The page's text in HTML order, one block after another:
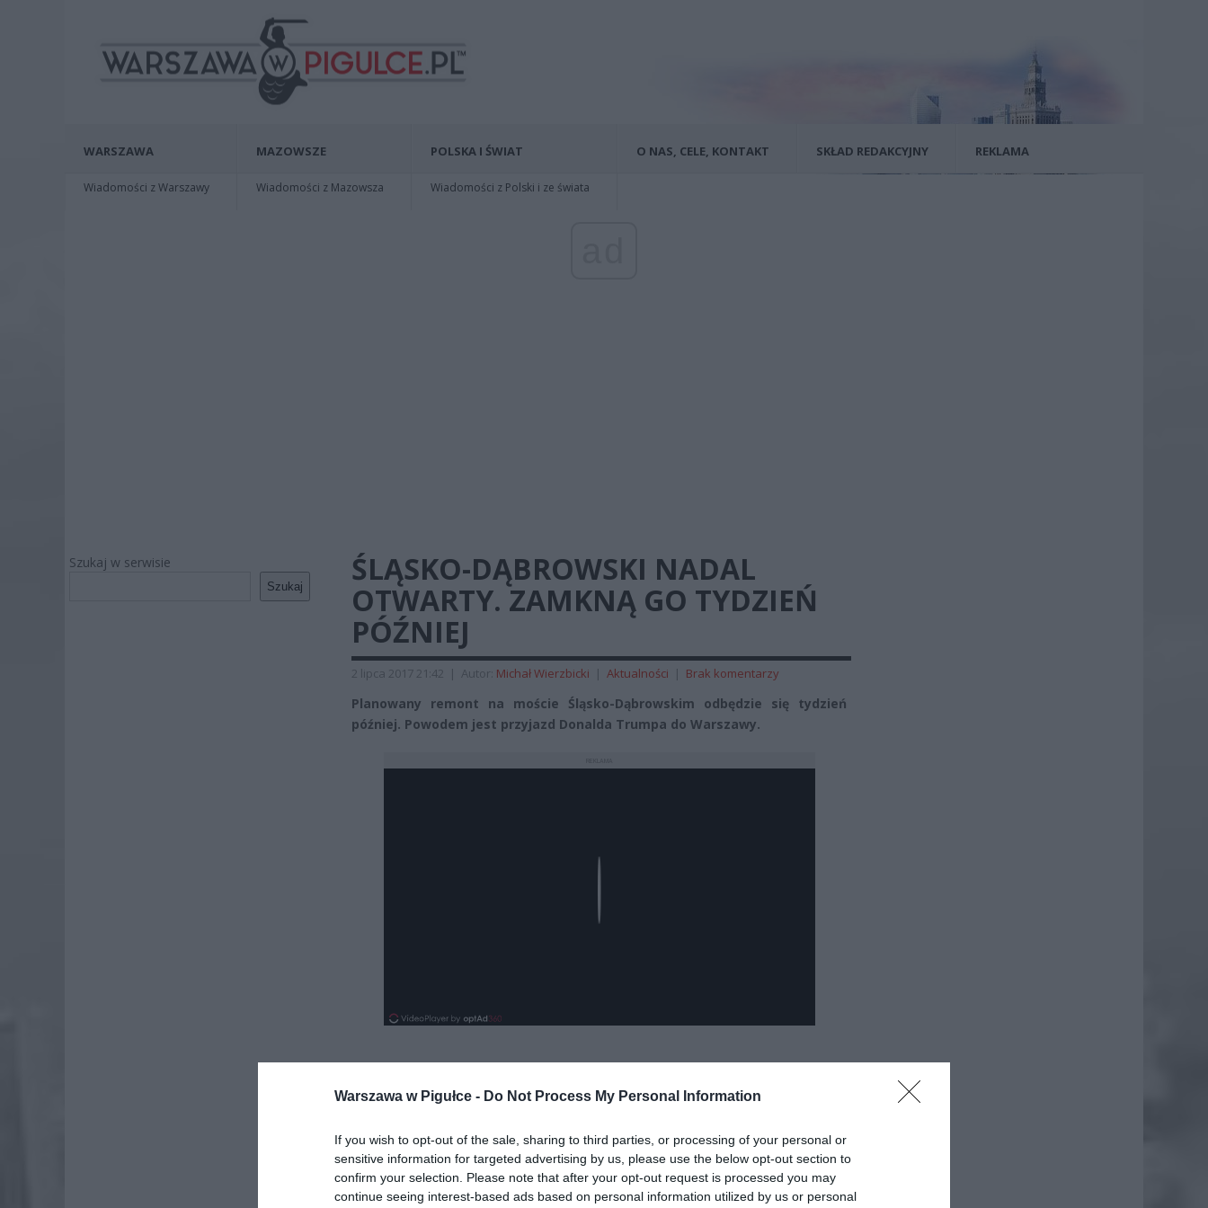
Warszawa w Pigułce - Do Not Process My Personal Information
If you wish to opt-out of the sale, sharing to third parties, or processing of your personal or
sensitive information for targeted advertising by us, please use the below opt-out section to
confirm your selection. Please note that after your opt-out request is processed you may
continue seeing interest-based ads based on personal information utilized by us or personal
WARSZAWA
Wiadomości z Warszawy
MAZOWSZE
Wiadomości z Mazowsza
POLSKA I ŚWIAT
Wiadomości z Polski i ze świata
O NAS, CELE, KONTAKT SKŁAD REDAKCYJNY REKLAMA
Szukaj w serwisie
Szukaj
ŚLĄSKO-DĄBROWSKI NADAL
OTWARTY. ZAMKNĄ GO TYDZIEŃ
PÓŹNIEJ
2 lipca 2017 21:42 | Autor: Michał Wierzbicki | Aktualności | Brak komentarzy
Planowany remont na moście Śląsko-Dąbrowskim odbędzie się tydzień
później. Powodem jest przyjazd Donalda Trumpa do Warszawy.
Dodaj nas do preferowanych źródeł w Google